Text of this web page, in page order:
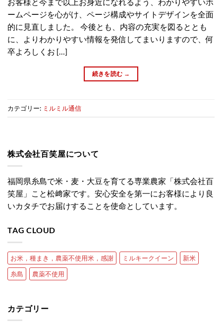
お客様と今まで以上お身近になれるよう、わかりやすいホ
ームページを心がけ、ページ構成やサイトデザインを全面
的に見直しました。 今後とも、内容の充実を図るととも
に、よりわかりやすい情報を発信してまいりますので、何
卒よろしくお […]
続きを読む →
カテゴリー: ミルミル通信
株式会社百笑屋について
福岡県糸島で米・麦・大豆を育てる専業農家「株式会社百
笑屋」こと松﨑家です。安心安全を第一にお客様により良
いカタチでお届けすることを使命としています。
TAG CLOUD
お米，種まき，農薬不使用米，感謝 ミルキークイーン
新米
糸島
農薬不使用
カテゴリー